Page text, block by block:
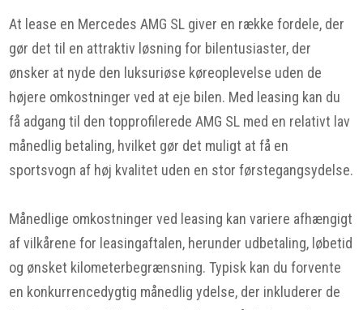
At lease en Mercedes AMG SL giver en række fordele, der
gør det til en attraktiv løsning for bilentusiaster, der
ønsker at nyde den luksuriøse køreoplevelse uden de
højere omkostninger ved at eje bilen. Med leasing kan du
få adgang til den topprofilerede AMG SL med en relativt lav
månedlig betaling, hvilket gør det muligt at få en
sportsvogn af høj kvalitet uden en stor førstegangsydelse.
Månedlige omkostninger ved leasing kan variere afhængigt
af vilkårene for leasingaftalen, herunder udbetaling, løbetid
og ønsket kilometerbegrænsning. Typisk kan du forvente
en konkurrencedygtig månedlig ydelse, der inkluderer de